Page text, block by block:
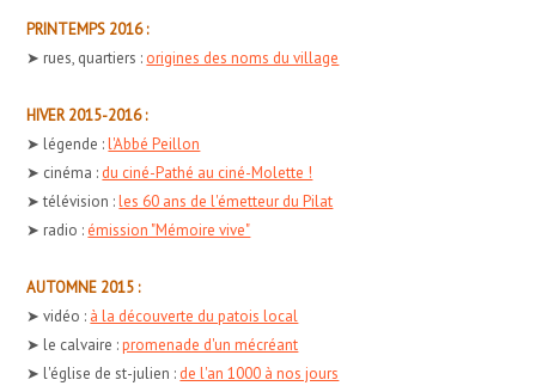
PRINTEMPS 2016 :
➤ rues, quartiers : origines des noms du village
HIVER 2015-2016 :
➤ légende :l'Abbé Peillon
➤ cinéma : du ciné-Pathé au ciné-Molette !
➤ télévision :les 60 ans de l'émetteur du Pilat
➤ radio : émission "Mémoire vive"
AUTOMNE 2015 :
➤ vidéo : à la découverte du patois local
➤ le calvaire :promenade d'un mécréant
➤ l'église de st-julien : de l'an 1000 à nos jours